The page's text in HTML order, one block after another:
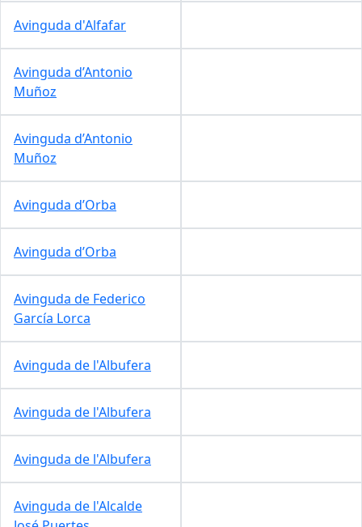
Avinguda d'Alfafar
Avinguda d’Antonio
Muñoz
Avinguda d’Antonio
Muñoz
Avinguda d’Orba
Avinguda d’Orba
Avinguda de Federico
García Lorca
Avinguda de l'Albufera
Avinguda de l'Albufera
Avinguda de l'Albufera
Avinguda de l'Alcalde